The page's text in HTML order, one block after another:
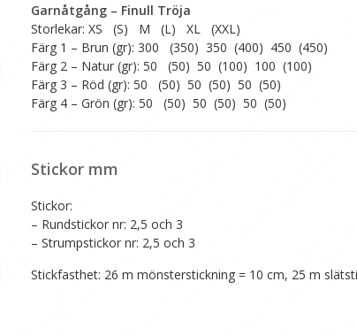
Garnåtgång – Finull Tröja
Storlekar: XS (S) M (L) XL (XXL)
Färg 1 – Brun (gr): 300 (350) 350 (400) 450 (450)
Färg 2 – Natur (gr): 50 (50) 50 (100) 100 (100)
Färg 3 – Röd (gr): 50 (50) 50 (50) 50 (50)
Färg 4 – Grön (gr): 50 (50) 50 (50) 50 (50)
Stickor mm
Stickor:
– Rundstickor nr: 2,5 och 3
– Strumpstickor nr: 2,5 och 3
Stickfasthet: 26 m mönsterstickning = 10 cm, 25 m